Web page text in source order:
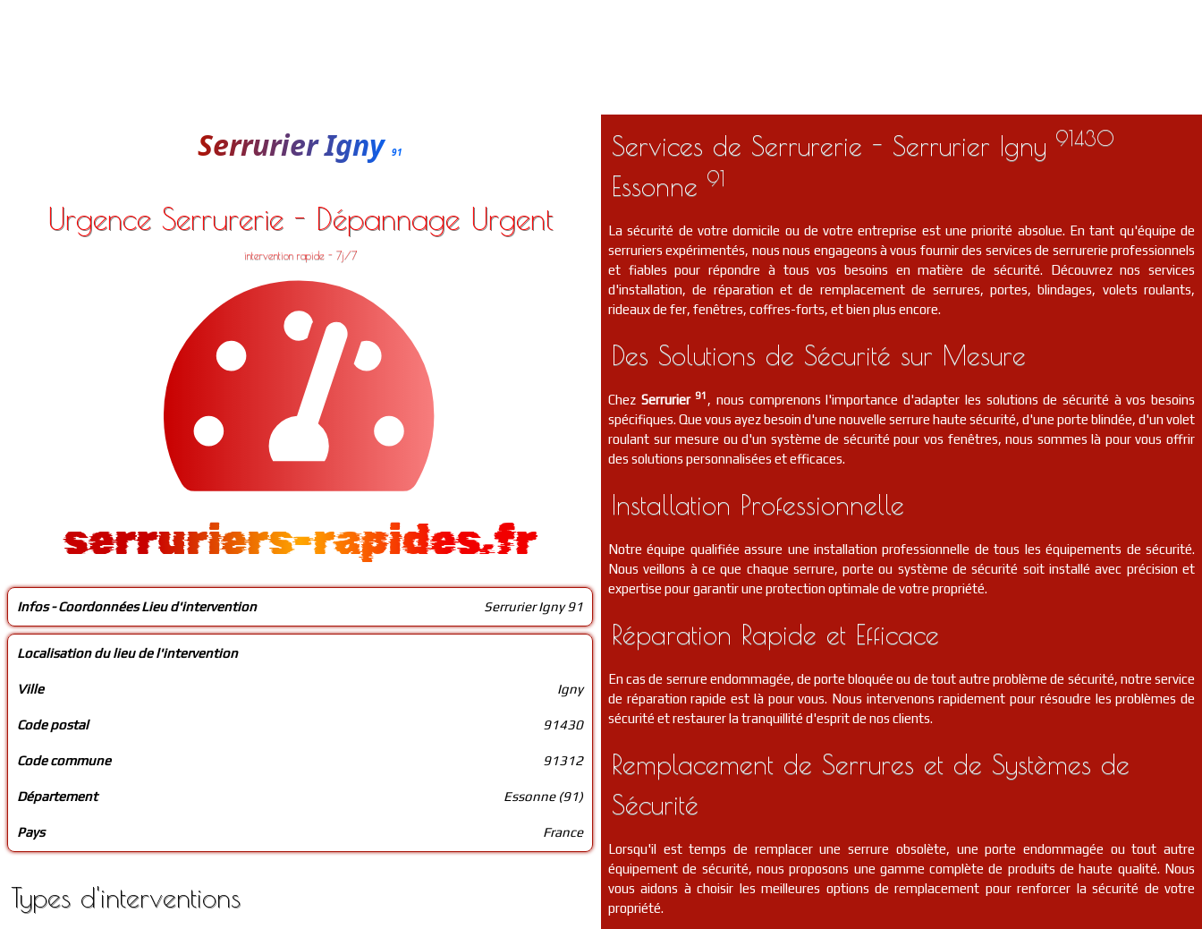
Serrurier Igny91
Urgence Serrurerie - Dépannage Urgent
intervention rapide - 7j/7
serruriers-rapides.fr
Infos - Coordonnées Lieu d'intervention Serrurier Igny 91
Localisation du lieu de l'intervention
Ville Igny
Code postal 91430
Code commune 91312
Département Essonne (91)
Pays France
Types d'interventions
Services de Serrurerie - Serrurier Igny 91430
Essonne 91
La sécurité de votre domicile ou de votre entreprise est une priorité absolue. En tant qu'équipe de
serruriers expérimentés, nous nous engageons à vous fournir des services de serrurerie professionnels
et fiables pour répondre à tous vos besoins en matière de sécurité. Découvrez nos services
d'installation, de réparation et de remplacement de serrures, portes, blindages, volets roulants,
rideaux de fer, fenêtres, coffres-forts, et bien plus encore.
Des Solutions de Sécurité sur Mesure
Chez Serrurier91 , nous comprenons l'importance d'adapter les solutions de sécurité à vos besoins
spécifiques. Que vous ayez besoin d'une nouvelle serrure haute sécurité, d'une porte blindée, d'un volet
roulant sur mesure ou d'un système de sécurité pour vos fenêtres, nous sommes là pour vous offrir
des solutions personnalisées et efficaces.
Installation Professionnelle
Notre équipe qualifiée assure une installation professionnelle de tous les équipements de sécurité.
Nous veillons à ce que chaque serrure, porte ou système de sécurité soit installé avec précision et
expertise pour garantir une protection optimale de votre propriété.
Réparation Rapide et Efficace
En cas de serrure endommagée, de porte bloquée ou de tout autre problème de sécurité, notre service
de réparation rapide est là pour vous. Nous intervenons rapidement pour résoudre les problèmes de
sécurité et restaurer la tranquillité d'esprit de nos clients.
Remplacement de Serrures et de Systèmes de
Sécurité
Lorsqu'il est temps de remplacer une serrure obsolète, une porte endommagée ou tout autre
équipement de sécurité, nous proposons une gamme complète de produits de haute qualité. Nous
vous aidons à choisir les meilleures options de remplacement pour renforcer la sécurité de votre
propriété.